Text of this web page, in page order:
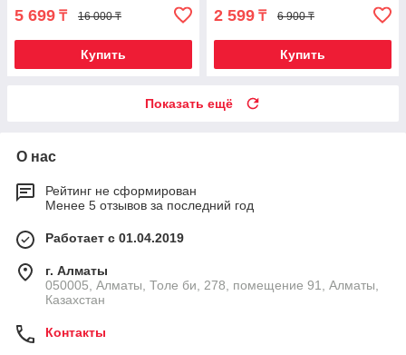
5 699 ₸ 16 000 ₸
Купить
2 599 ₸ 6 900 ₸
Купить
Показать ещё
О нас
Рейтинг не сформирован
Менее 5 отзывов за последний год
Работает с 01.04.2019
г. Алматы
050005, Алматы, Толе би, 278, помещение 91, Алматы,
Казахстан
Контакты